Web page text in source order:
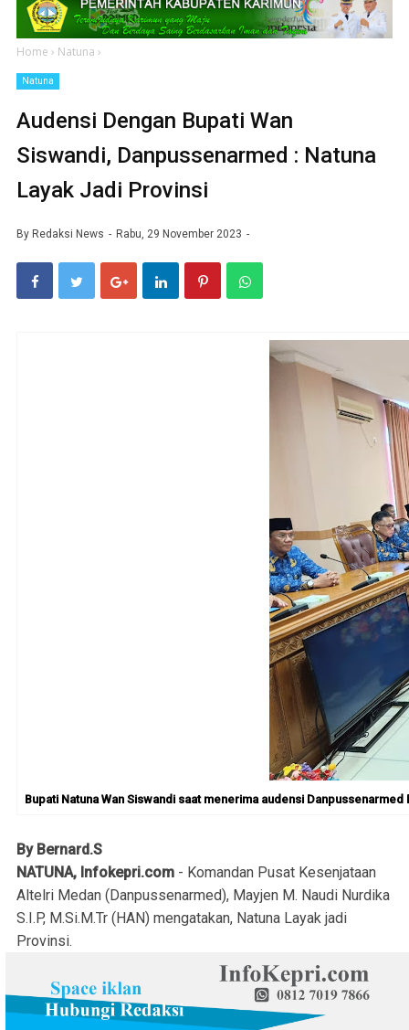
Home › Natuna ›
Natuna
Audensi Dengan Bupati Wan
Siswandi, Danpussenarmed : Natuna
Layak Jadi Provinsi
By Redaksi News Rabu, 29 November 2023
Bupati Natuna Wan Siswandi saat menerima audensi
By Bernard.S
NATUNA, Infokepri.com - Komandan Pusat Kesenjataan
Altelri Medan (Danpussenarmed), Mayjen M. Naudi Nurdika
S.I.P, M.Si.M.Tr (HAN) mengatakan, Natuna Layak jadi
Provinsi.